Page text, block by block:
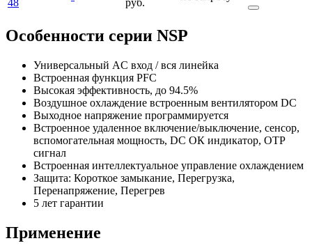
Особенности серии NSP
Универсальный AC вход / вся линейка
Встроенная функция PFC
Высокая эффективность, до 94.5%
Воздушное охлаждение встроенным вентилятором DC
Выходное напряжение программируется
Встроенное удаленное включение/выключение, сенсор,
вспомогательная мощность, DC ОК индикатор, OTP
сигнал
Встроенная интеллектуальное управление охлаждением
Защита: Короткое замыкание, Перегрузка,
Перенапряжение, Перегрев
5 лет гарантии
Применение